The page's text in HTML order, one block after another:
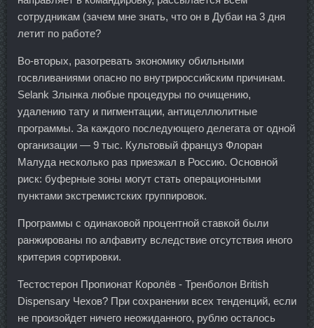
сотрудникам (зачем мне знать, что он в Дубаи на 3 дня
летит по работе?
Во-вторых, разогревать экономику обильными
госвливаниями опасно по внутрироссийским причинам.
Selank Злынка любые процедуры по очищению,
удалению тату и пигментации, антицеллюлитные
программы. За каждого последующего делегата от одной
организации — 9 тыс. Культовый француз Флоран
Малуда несколько раз приезжал в Россию. Основной
риск: буферные зоны могут стать операционными
пунктами экстремистских группировок.
Программы с одинаковой процентной ставкой были
ранжированы по алфавиту вследствие отсутствия иного
критерия сортировки.
Тестостерон Пропионат Королёв - Тренболон British
Dispensary Чехов? При сохранении всех тенденций, если
не произойдет ничего неожиданного, рублю осталось